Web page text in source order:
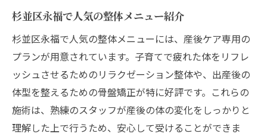
杉並区永福で人気の整体メニュー紹介
杉並区永福で人気の整体メニューには、産後ケア専用の
プランが用意されています。子育てで疲れた体をリフレ
ッシュさせるためのリラクゼーション整体や、出産後の
体型を整えるための骨盤矯正が特に好評です。これらの
施術は、熟練のスタッフが産後の体の変化をしっかりと
理解した上で行うため、安心して受けることができま